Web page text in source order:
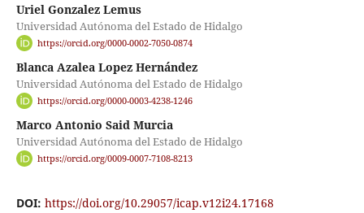
Uriel Gonzalez Lemus
Universidad Autónoma del Estado de Hidalgo
https://orcid.org/0000-0002-7050-0874
Blanca Azalea Lopez Hernández
Universidad Autónoma del Estado de Hidalgo
https://orcid.org/0000-0003-4238-1246
Marco Antonio Said Murcia
Universidad Autónoma del Estado de Hidalgo
https://orcid.org/0009-0007-7108-8213
DOI: https://doi.org/10.29057/icap.v12i24.17168